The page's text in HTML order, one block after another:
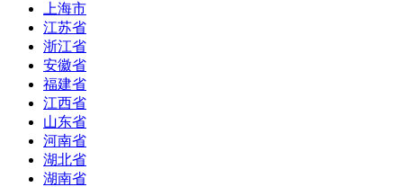
上海市
江苏省
浙江省
安徽省
福建省
江西省
山东省
河南省
湖北省
湖南省